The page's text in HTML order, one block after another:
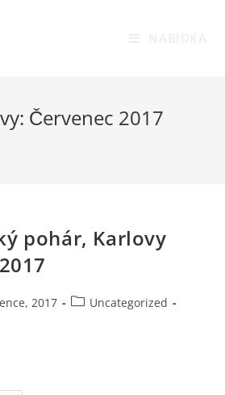
Červenec 2017
pohár, Karlovy
2017
RubrikyUncategorized